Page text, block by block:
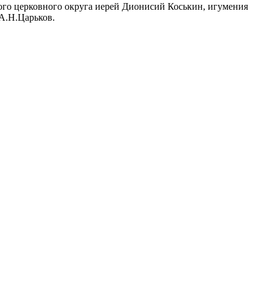
церковного округа иерей Дионисий Коськин, игумения